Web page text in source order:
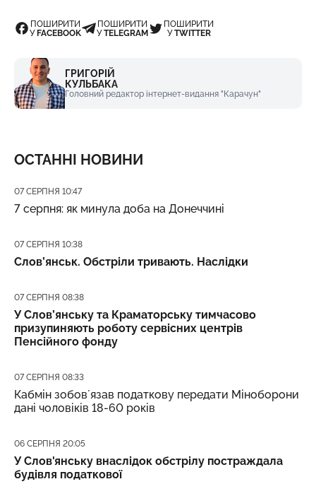
ПОШИРИТИ
У FACEBOOK
ПОШИРИТИ
УTELEGRAM
ПОШИРИТИ
УTWITTER
ГРИГОРІЙ
КУЛЬБАКА
Головний редактор інтернет-видання "Карачун"
ОСТАННІ НОВИНИ
Дата публікації
07 СЕРПНЯ 10:47
7 серпня: як минула доба на Донеччині
Дата публікації
07 СЕРПНЯ 10:38
Слов’янськ. Обстріли тривають. Наслідки
Дата публікації
07 СЕРПНЯ 08:38
У Слов’янську та Краматорську тимчасово
призупиняють роботу сервісних центрів
Пенсійного фонду
Дата публікації
07 СЕРПНЯ 08:33
Кабмін зобовʼязав податкову передати Міноборони
дані чоловіків 18-60 років
Дата публікації
06 СЕРПНЯ 20:05
У Слов'янську внаслідок обстрілу постраждала
будівля податкової